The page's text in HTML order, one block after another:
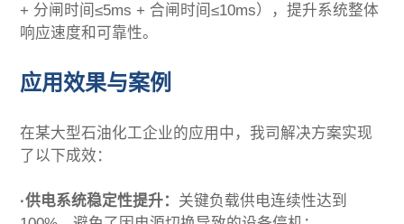
+ 分闸时间≤5ms + 合闸时间≤10ms），提升系统整体
响应速度和可靠性。
应用效果与案例
在某大型石油化工企业的应用中，我司解决方案实现
了以下成效：
·供电系统稳定性提升： 关键负载供电连续性达到